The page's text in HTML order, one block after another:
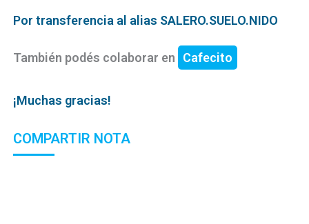
Por transferencia al alias SALERO.SUELO.NIDO
También podés colaborar en Cafecito
¡Muchas gracias!
COMPARTIR NOTA